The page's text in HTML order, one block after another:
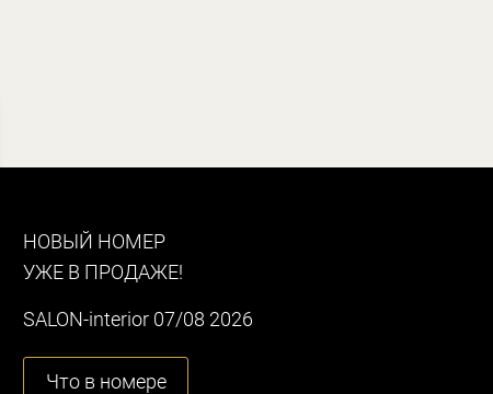
НОВЫЙ НОМЕР
УЖЕ В ПРОДАЖЕ!
SALON-interior 07/08 2026
Что в номере